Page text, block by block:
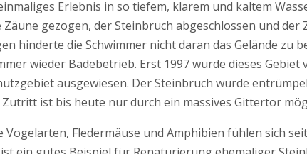
Erlebnis in so tiefem, klarem und kaltem
gezogen, der Steinbruch abgeschlossen und
hinderte die Schwimmer nicht daran das Gelände zu
wieder Badebetrieb. Erst 1997 wurde dieses
ausgewiesen. Der Steinbruch wurde
Zutritt ist bis heute nur durch ein massives Gittertor
Fledermäuse und Amphibien fühlen sich